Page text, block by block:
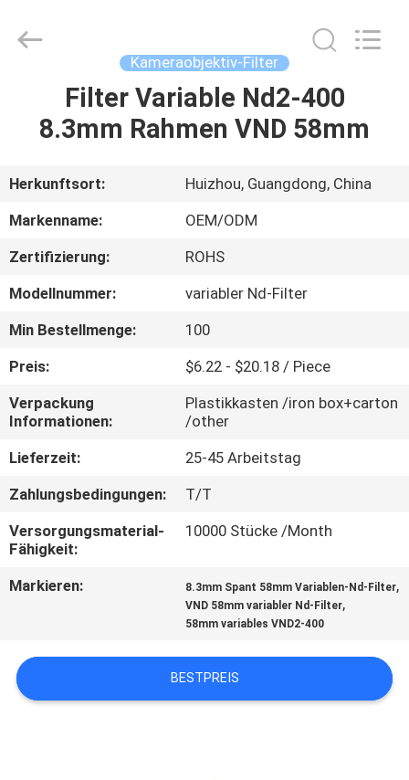
HAUS
ÜBER
UNS
FABRIK-
AUSFLUG
QUALITÄTSKONTROLLE
TRETEN
SIE
UNS
IN
FORDERN
SIE
Ltd..
Kameraobjektiv-Filter
Filter Variable Nd2-400
8.3mm Rahmen VND 58mm
Herkunftsort:
Huizhou, Guangdong, China
Markenname:
OEM/ODM
Zertifizierung:
ROHS
Modellnummer:
variabler Nd-Filter
Min Bestellmenge:
100
Preis:
$6.22 - $20.18 / Piece
Verpackung
Informationen:
Plastikkasten /iron box+carton
/other
Lieferzeit:
25-45 Arbeitstag
Zahlungsbedingungen:
T/T
Versorgungsmaterial-
Fähigkeit:
10000 Stücke /Month
Markieren: 8.3mm Spant 58mm Variablen-Nd-Filter,
VND 58mm variabler Nd-Filter,
58mm variables VND2-400
BESTPREIS